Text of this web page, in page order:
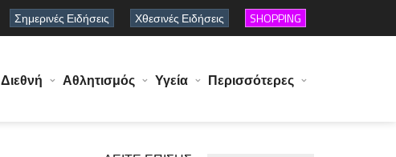
Σημερινές Ειδήσεις Χθεσινές Ειδήσεις SHOPPING
Διεθνή Αθλητισμός Υγεία Περισσότερες